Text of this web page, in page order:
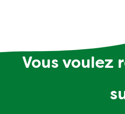
Vous voulez